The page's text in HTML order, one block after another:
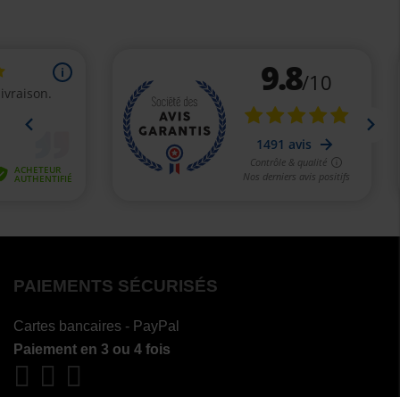
PAIEMENTS SÉCURISÉS
Cartes bancaires - PayPal
Paiement en 3 ou 4 fois